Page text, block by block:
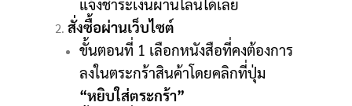
แจ้งชำระเงินผ่านไลน์ได้เลย
สั่งซื้อผ่านเว็บไซต์
ขั้นตอนที่ 1 เลือกหนังสือที่คงต้องการ
ลงในตระกร้าสินค้าโดยคลิกที่ปุ่ม
“หยิบใส่ตระกร้า”